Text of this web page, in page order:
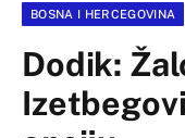
BOSNA I HERCEGOVINA
Dodik: